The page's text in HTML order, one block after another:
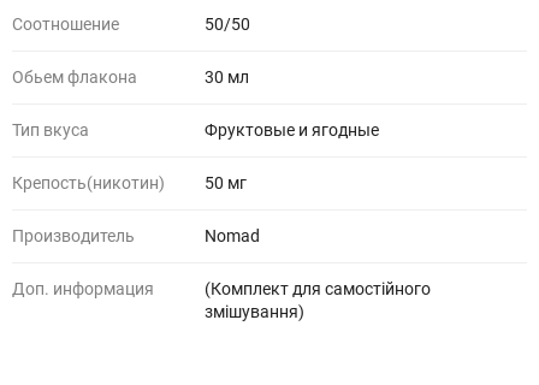
Соотношение 50/50
Обьем флакона 30 мл
Тип вкуса Фруктовые и ягодные
Крепость(никотин) 50 мг
Производитель Nomad
Доп. информация
(Комплект для самостійного
змішування)